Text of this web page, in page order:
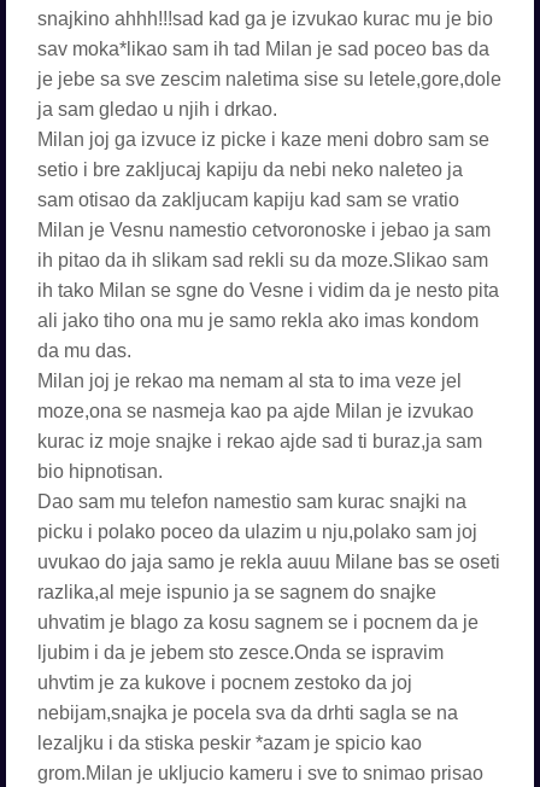
snajkino ahhh!!!sad kad ga je izvukao kurac mu je bio
sav moka*likao sam ih tad Milan je sad poceo bas da
je jebe sa sve zescim naletima sise su letele,gore,dole
ja sam gledao u njih i drkao.
Milan joj ga izvuce iz picke i kaze meni dobro sam se
setio i bre zakljucaj kapiju da nebi neko naleteo ja
sam otisao da zakljucam kapiju kad sam se vratio
Milan je Vesnu namestio cetvoronoske i jebao ja sam
ih pitao da ih slikam sad rekli su da moze.Slikao sam
ih tako Milan se sgne do Vesne i vidim da je nesto pita
ali jako tiho ona mu je samo rekla ako imas kondom
da mu das.
Milan joj je rekao ma nemam al sta to ima veze jel
moze,ona se nasmeja kao pa ajde Milan je izvukao
kurac iz moje snajke i rekao ajde sad ti buraz,ja sam
bio hipnotisan.
Dao sam mu telefon namestio sam kurac snajki na
picku i polako poceo da ulazim u nju,polako sam joj
uvukao do jaja samo je rekla auuu Milane bas se oseti
razlika,al meje ispunio ja se sagnem do snajke
uhvatim je blago za kosu sagnem se i pocnem da je
ljubim i da je jebem sto zesce.Onda se ispravim
uhvtim je za kukove i pocnem zestoko da joj
nebijam,snajka je pocela sva da drhti sagla se na
lezaljku i da stiska peskir *azam je spicio kao
grom.Milan je ukljucio kameru i sve to snimao prisao